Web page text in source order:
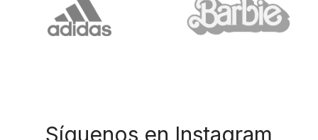
Síguenos en Instagram